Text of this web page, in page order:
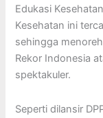
Edukasi
Kesehatan ini
sehingga
Rekor Indonesia
spektakuler.
Seperti dilansir